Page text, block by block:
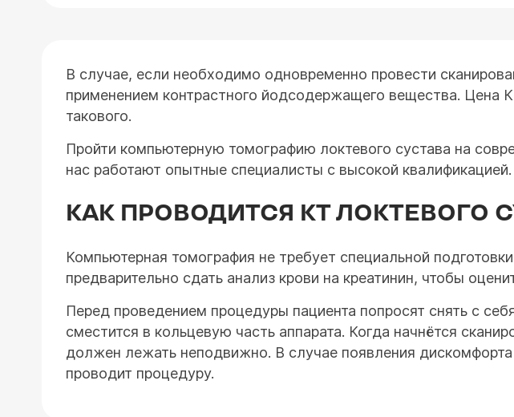
В случае, если необходимо одновременно провести
применением контрастного йодсодержащего вещества. Цена
такового.
Пройти компьютерную томографию локтевого сустава на
нас работают опытные специалисты с высокой квалификацией.
КАК ПРОВОДИТСЯ КТ ЛОКТЕВОГО
Компьютерная томография не требует специальной
предварительно сдать анализ крови на креатинин, чтобы
Перед проведением процедуры пациента попросят снять с
сместится в кольцевую часть аппарата. Когда начнётся
должен лежать неподвижно. В случае появления
проводит процедуру.